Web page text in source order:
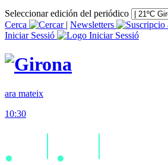
Seleccionar edición del periódico
Cerca
| Newsletters
Iniciar Sessió
ara mateix
10:30